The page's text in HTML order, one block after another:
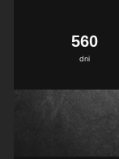
dni
560